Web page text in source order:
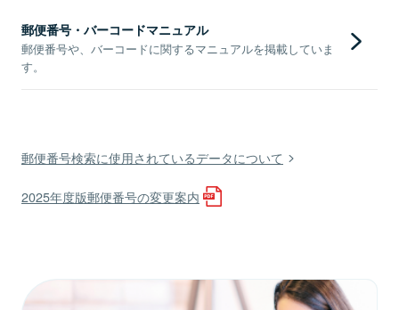
郵便番号・バーコードマニュアル
郵便番号や、バーコードに関するマニュアルを掲載していま
す。
郵便番号検索に使用されているデータについて
2025年度版郵便番号の変更案内